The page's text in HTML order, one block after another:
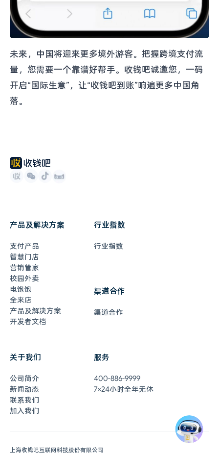
未来，中国将迎来更多境外游客。把握跨境支付流
量，您需要一个靠谱好帮手。收钱吧诚邀您，一码
开启“国际生意”，让“收钱吧到账”响遍更多中国角
落。
产品及解决方案
支付产品
智慧门店
营销管家
校园外卖
电饱饱
全来店
产品及解决方案
开发者文档
行业指数
行业指数
渠道合作
渠道合作
关于我们
公司简介
新闻动态
联系我们
加入我们
服务
400-886-9999
7×24小时全年无休
上海收钱吧互联网科技股份有限公司
7×24小时全年无休
联系客服